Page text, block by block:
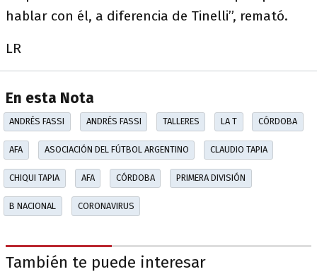
hablar con él, a diferencia de Tinelli”, remató.
LR
En esta Nota
ANDRÉS FASSI ANDRÉS FASSI TALLERES LA T CÓRDOBA
AFA ASOCIACIÓN DEL FÚTBOL ARGENTINO CLAUDIO TAPIA
CHIQUI TAPIA AFA CÓRDOBA PRIMERA DIVISIÓN
B NACIONAL CORONAVIRUS
También te puede interesar